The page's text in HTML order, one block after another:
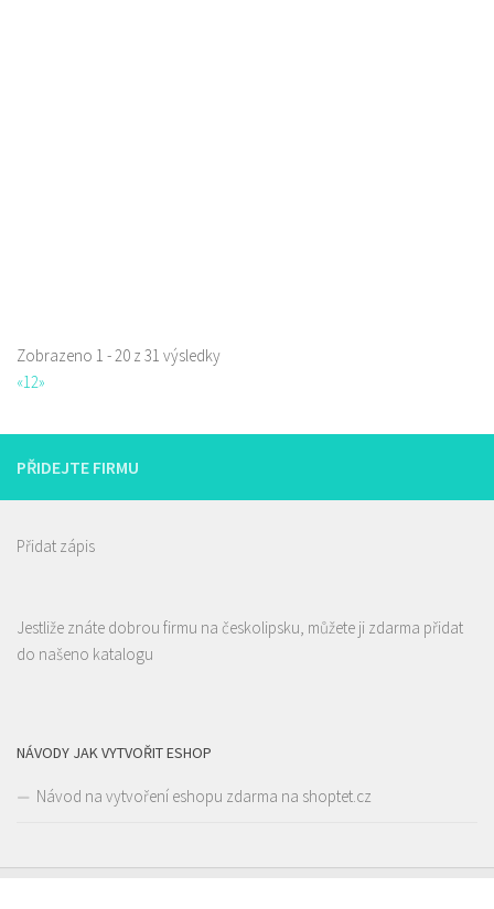
4.00(1 recenze)
náměstí Osvobození 297, Česká Lípa, Česko
Zobrazeno 1 - 20 z 31 výsledky
«12»
PŘIDEJTE FIRMU
Přidat zápis
Jestliže znáte dobrou firmu na českolipsku, můžete ji zdarma přidat
do našeno katalogu
NÁVODY JAK VYTVOŘIT ESHOP
Návod na vytvoření eshopu zdarma na shoptet.cz